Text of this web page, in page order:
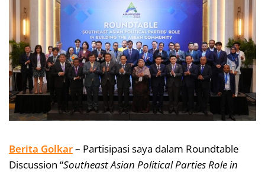
Berita Golkar– Partisipasi saya dalam Roundtable
Discussion “Southeast Asian Political Parties Role in